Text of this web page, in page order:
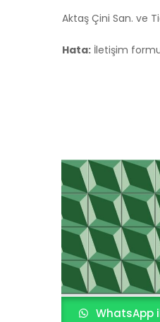
Aktaş Çini San. ve
Hata: İletişim
WhatsApp